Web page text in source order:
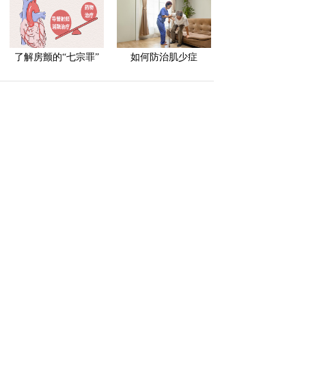
了解房颤的“七宗罪” 如何防治肌少症